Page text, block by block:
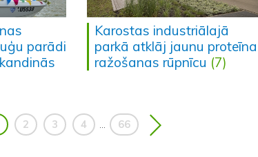
parādi
Karostas industriālajā
parkā atklāj jaunu proteīna
ražošanas rūpnīcu (7)
2 3 4 ... 66